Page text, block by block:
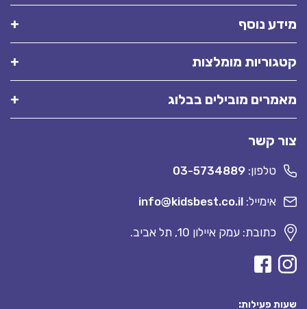
מידע נוסף
קטגוריות מומלצות
מאמרים מובילים בבלוג
צור קשר
טלפון: 03-5734889
אימייל: info@kidsbest.co.il
כתובת: עמק איילון 10, תל אביב.
שעות פעילות: